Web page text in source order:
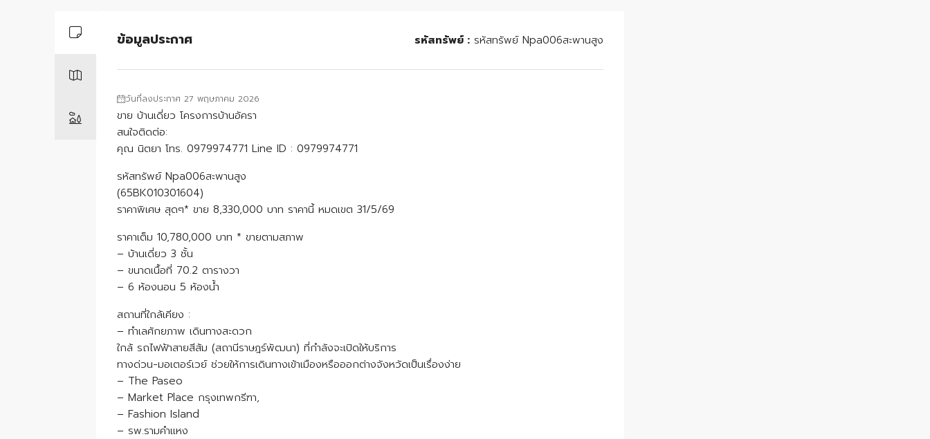
ข้อมูลประกาศ รหัสทรัพย์ : รหัสทรัพย์ Npa006สะพานสูง
วันที่ลงประกาศ 27 พฤษภาคม 2026
ขาย บ้านเดี่ยว โครงการบ้านอัครา
สนใจติดต่อ:
คุณ นิตยา โทร. 0979974771 Line ID : 0979974771
รหัสทรัพย์ Npa006สะพานสูง
(65BK010301604)
ราคาพิเศษ สุดๆ* ขาย 8,330,000 บาท ราคานี้ หมดเขต 31/5/69
ราคาเต็ม 10,780,000 บาท * ขายตามสภาพ
– บ้านเดี่ยว 3 ชั้น
– ขนาดเนื้อที่ 70.2 ตารางวา
– 6 ห้องนอน 5 ห้องน้ำ
สถานที่ใกล้เคียง :
– ทำเลศักยภาพ เดินทางสะดวก
ใกล้ รถไฟฟ้าสายสีส้ม (สถานีราษฎร์พัฒนา) ที่กำลังจะเปิดให้บริการ
ทางด่วน-มอเตอร์เวย์ ช่วยให้การเดินทางเข้าเมืองหรือออกต่างจังหวัดเป็นเรื่องง่าย
– The Paseo
– Market Place กรุงเทพกรีฑา,
– Fashion Island
– รพ.รามคำแหง